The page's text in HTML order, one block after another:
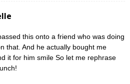
this onto a friend who was doing
that. And he actually bought me
it for him smile So let me rephrase